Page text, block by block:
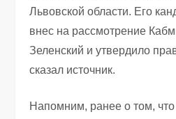
Львовской области. Его
внес на рассмотрение
Зеленский и утвердило
сказал источник.
Напомним, ранее о том,